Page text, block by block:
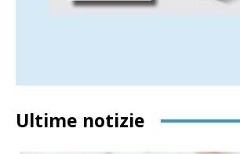
Ultime notizie